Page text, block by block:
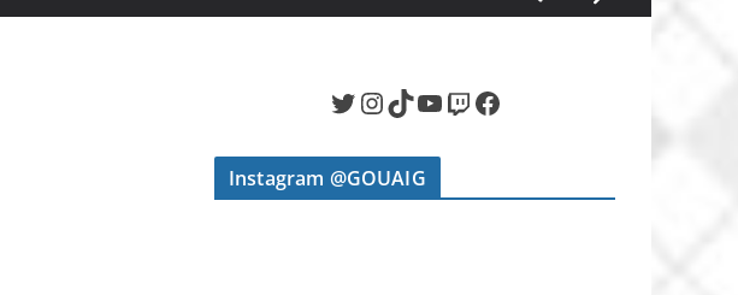
Twitter InstagramTikTok YouTube Twitch Facebook
Instagram @GOUAIG